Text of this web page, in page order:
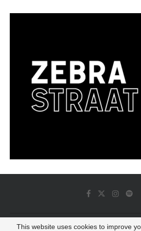
© 2022 - Luminous Dash All
This website uses cookies to improve